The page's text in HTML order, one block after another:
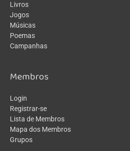
Livros
Jogos
Músicas
Poemas
Campanhas
Membros
Login
Registrar-se
Lista de Membros
Mapa dos Membros
Grupos